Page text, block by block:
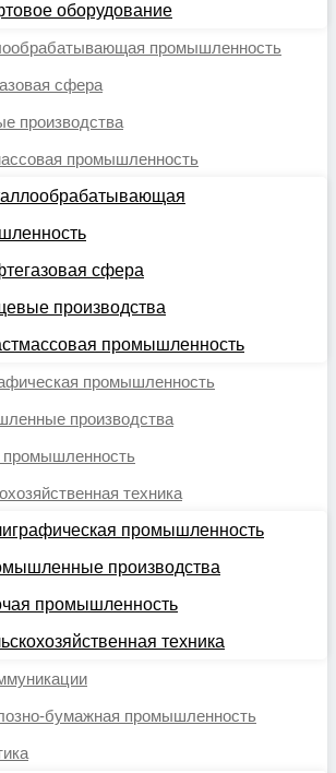
оборудование
промышленность
сфера
производства
промышленность
сфера
производства
промышленность
промышленность
производства
промышленность
техника
промышленность
производства
промышленность
техника
бумажная промышленность